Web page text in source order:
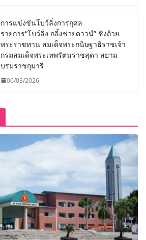
การแข่งขันโบว์ลิ่งการกุศล
รายการ“โบว์ลิ่ง กลิ้งช่วยดาวน์” ชิงถ้วย
พระราชทาน สมเด็จพระกนิษฐาธิราชเจ้า
กรมสมเด็จพระเทพรัตนราชสุดา สยาม
บรมราชกุมารี
06/03/2026